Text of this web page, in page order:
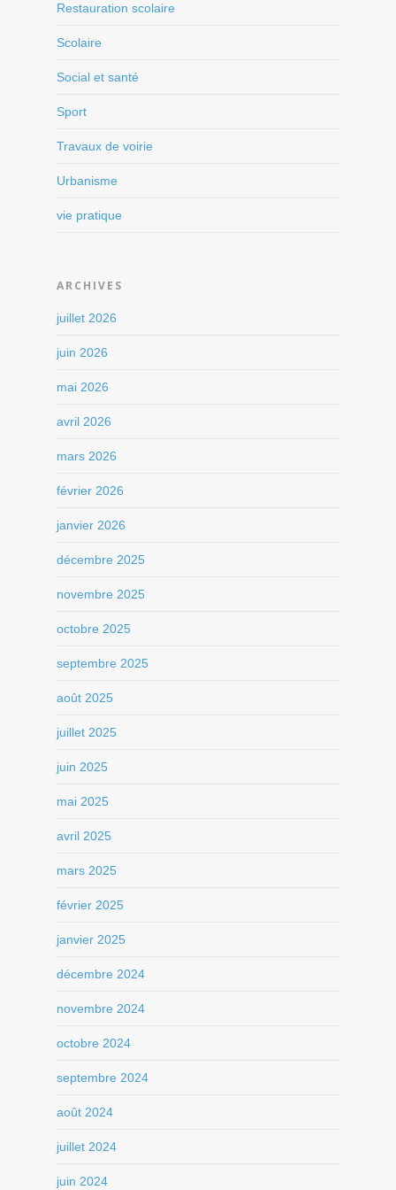
Restauration scolaire
Scolaire
Social et santé
Sport
Travaux de voirie
Urbanisme
vie pratique
ARCHIVES
juillet 2026
juin 2026
mai 2026
avril 2026
mars 2026
février 2026
janvier 2026
décembre 2025
novembre 2025
octobre 2025
septembre 2025
août 2025
juillet 2025
juin 2025
mai 2025
avril 2025
mars 2025
février 2025
janvier 2025
décembre 2024
novembre 2024
octobre 2024
septembre 2024
août 2024
juillet 2024
juin 2024